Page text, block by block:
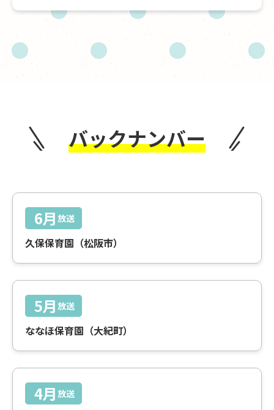
バックナンバー
6月 放送
久保保育園（松阪市）
5月 放送
ななほ保育園（大紀町）
4月 放送